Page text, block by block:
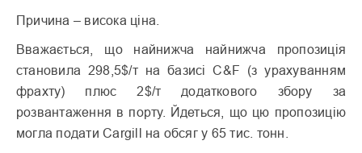
Причина – висока ціна.
Вважається, що найнижча найнижча пропозиція
становила 298,5$/т на базисі C&F (з урахуванням
фрахту) плюс 2$/т додаткового збору за
розвантаження в порту. Йдеться, що цю пропозицію
могла подати Cargill на обсяг у 65 тис. тонн.